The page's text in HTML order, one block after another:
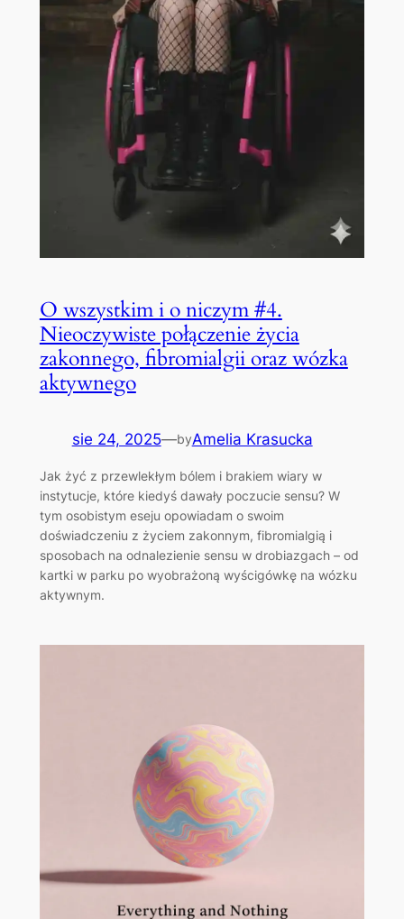
O wszystkim i o niczym #4.
Nieoczywiste połączenie życia
zakonnego, fibromialgii oraz wózka
aktywnego
sie 24, 2025—byAmelia Krasucka
Jak żyć z przewlekłym bólem i brakiem wiary w
instytucje, które kiedyś dawały poczucie sensu? W
tym osobistym eseju opowiadam o swoim
doświadczeniu z życiem zakonnym, fibromialgią i
sposobach na odnalezienie sensu w drobiazgach – od
kartki w parku po wyobrażoną wyścigówkę na wózku
aktywnym.